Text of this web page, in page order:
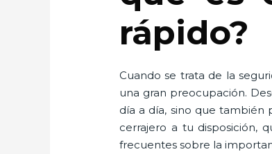
rápido?
Cuando se trata de la
una gran preocupación.
día a día, sino que también
cerrajero a tu disposición,
frecuentes sobre la